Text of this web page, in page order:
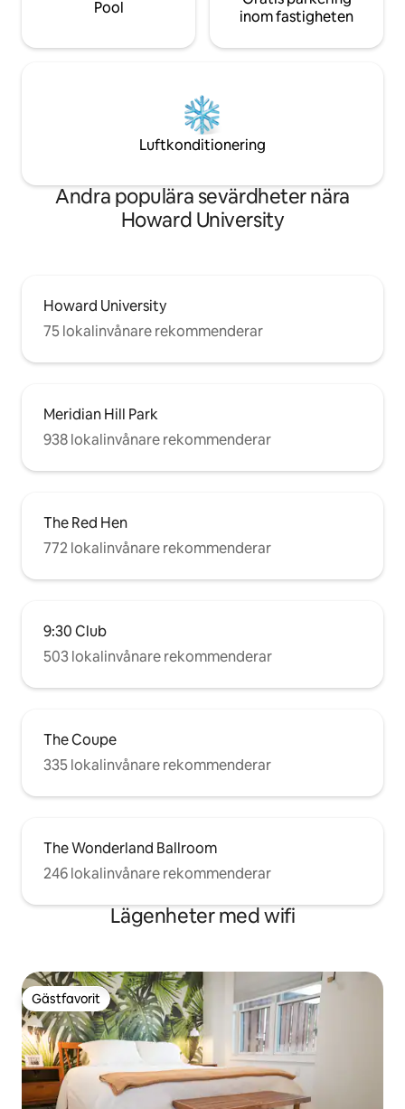
Pool
inom fastigheten
Luftkonditionering
Andra populära sevärdheter nära
Howard University
Howard University
75 lokalinvånare rekommenderar
Meridian Hill Park
938 lokalinvånare rekommenderar
The Red Hen
772 lokalinvånare rekommenderar
9:30 Club
503 lokalinvånare rekommenderar
The Coupe
335 lokalinvånare rekommenderar
The Wonderland Ballroom
246 lokalinvånare rekommenderar
Lägenheter med wifi
Gästfavorit
Gästfavorit